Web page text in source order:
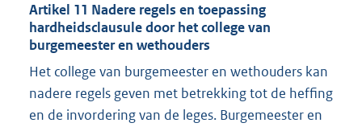
Artikel 11 Nadere regels en toepassing
hardheidsclausule door het college van
burgemeester en wethouders
Het college van burgemeester en wethouders kan
nadere regels geven met betrekking tot de heffing
en de invordering van de leges. Burgemeester en